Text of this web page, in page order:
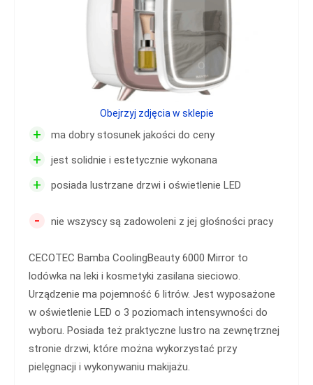
+ ma dobry stosunek jakości do ceny
+ jest solidnie i estetycznie wykonana
+ posiada lustrzane drzwi i oświetlenie LED
- nie wszyscy są zadowoleni z jej głośności pracy
CECOTEC Bamba CoolingBeauty 6000 Mirror to
lodówka na leki i kosmetyki zasilana sieciowo.
Urządzenie ma pojemność 6 litrów. Jest wyposażone
w oświetlenie LED o 3 poziomach intensywności do
wyboru. Posiada też praktyczne lustro na zewnętrznej
stronie drzwi, które można wykorzystać przy
pielęgnacji i wykonywaniu makijażu.
Obejrzyj zdjęcia w sklepie